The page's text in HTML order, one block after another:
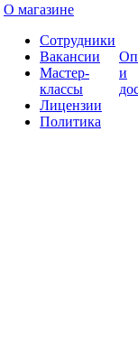
О магазине
Сотрудники
Вакансии
Мастер-
классы
Лицензии
Политика
и